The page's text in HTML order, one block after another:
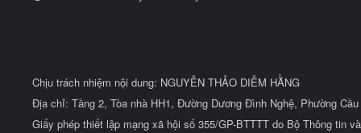
Chịu trách nhiệm nội dung: NGUYỄN THẢO DIỄM HẰNG
Địa chỉ: Tầng 2, Tòa nhà HH1, Đường Dương Đình Nghệ, Phường
Giấy phép thiết lập mạng xã hội số 355/GP-BTTTT do Bộ Thông tin